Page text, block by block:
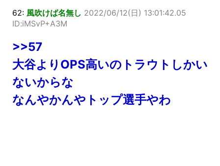
62: 風吹けば名無し 2022/06/12(日) 13:01:42.05
ID:iMSvP+A3M
>>57
大谷よりOPS高いのトラウトしかい
ないからな
なんやかんやトップ選手やわ